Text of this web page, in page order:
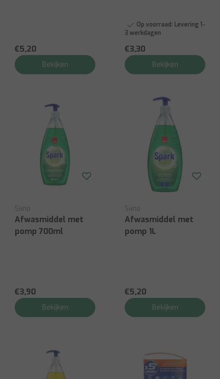
€5,20
Bekijken
Op voorraad: Levering 1-
3 werkdagen
€3,30
Bekijken
Sano
Afwasmiddel met
pomp 700ml
€3,90
Bekijken
Sano
Afwasmiddel met
pomp 1L
€5,20
Bekijken